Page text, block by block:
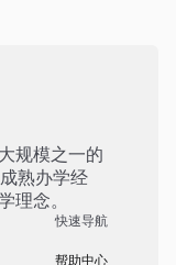
规模之一的
熟办学经
理念。
快速导航
帮助中心